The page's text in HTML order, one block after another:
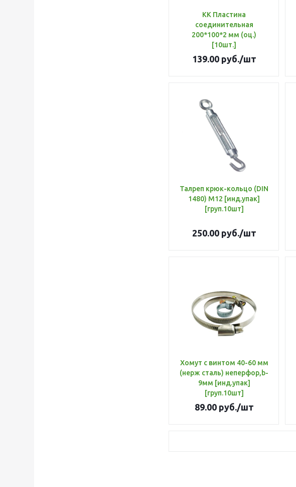
КК Пластина
соединительная
200*100*2 мм (оц.)
[10шт.]
139.00руб./шт
Талреп крюк-кольцо (DIN
1480) М12 [инд.упак]
[груп.10шт]
250.00руб./шт
Хомут с винтом 40-60 мм
(нерж сталь) неперфор,b-
9мм [инд.упак]
[груп.10шт]
89.00руб./шт